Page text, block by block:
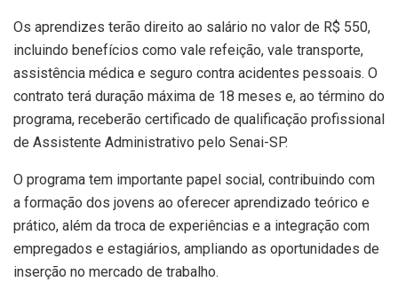
Os aprendizes terão direito ao salário no valor de R$ 550,
incluindo benefícios como vale refeição, vale transporte,
assistência médica e seguro contra acidentes pessoais. O
contrato terá duração máxima de 18 meses e, ao término do
programa, receberão certificado de qualificação profissional
de Assistente Administrativo pelo Senai-SP.
O programa tem importante papel social, contribuindo com
a formação dos jovens ao oferecer aprendizado teórico e
prático, além da troca de experiências e a integração com
empregados e estagiários, ampliando as oportunidades de
inserção no mercado de trabalho.